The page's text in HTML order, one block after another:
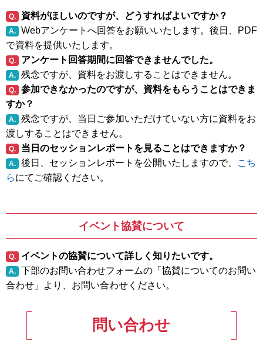
Q. 資料がほしいのですが、どうすればよいですか？
A. Webアンケートへ回答をお願いいたします。後日、PDF
で資料を提供いたします。
Q. アンケート回答期間に回答できませんでした。
A. 残念ですが、資料をお渡しすることはできません。
Q.
参加できなかったのですが、資料をもらうことはできま
すか？
A. 残念ですが、当日ご参加いただけていない方に資料をお
渡しすることはできません。
Q. 当日のセッションレポートを見ることはできますか？
A. 後日、セッションレポートを公開いたしますので、
こち
らにてご確認ください。
イベント協賛について
Q. イベントの協賛について詳しく知りたいです。
A. 下部のお問い合わせフォームの「協賛についてのお問い
合わせ」より、お問い合わせください。
問い合わせ